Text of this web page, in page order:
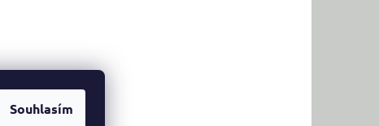
Souhlasím